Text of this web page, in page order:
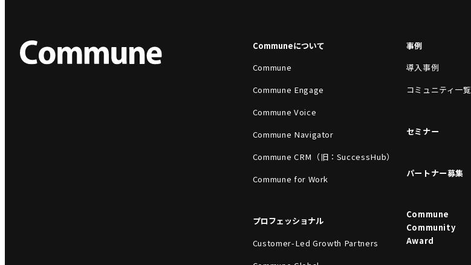
Communeについて
Commune
Commune Engage
Commune Voice
Commune Navigator
Commune CRM（旧：SuccessHub）
Commune for Work
プロフェッショナル
Customer-Led Growth Partners
事例
導入事例
コミュニティ一覧
セミナー
パートナー募集
Commune
Community
Award